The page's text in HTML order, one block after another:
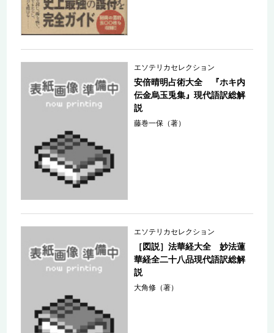
エソテリカセレクション
安倍晴明占術大全 『ホキ内
伝金烏玉兎集』現代語訳総解
説
藤巻一保（著）
エソテリカセレクション
［図説］法華経大全 妙法蓮
華経全二十八品現代語訳総解
説
大角修（著）